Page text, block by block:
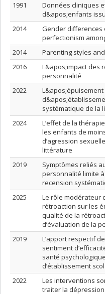
1991
Données cliniques
d&apos;enfants
2014
Gender differences
perfectionism
2014
Parenting styles
2016
L&apos;impact des
personnalité
2022
systématique de la
2024
L’effet de la
les enfants de
d’agression
littérature
2019
Symptômes reliés
personnalité limite
recension
2025
Le rôle modérateur
rétroaction sur les
qualité de la
d’évaluation de la
2019
L’apport respectif
sentiment
santé
d’établissement
2022
Les interventions
traiter la